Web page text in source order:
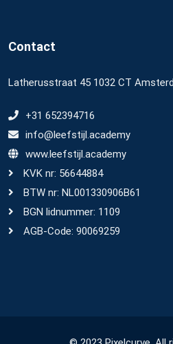
Contact
Latherusstraat 45 1032 CT
+31 652394716
info@leefstijl.academy
www.leefstijl.academy
KVK nr: 56644884
BTW nr: NL001330906B61
BGN lidnummer: 1109
AGB-Code: 90069259